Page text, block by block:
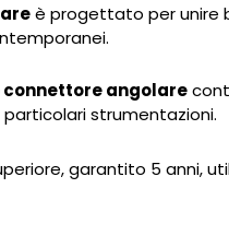
è progettato per unire
angolare
strumentazioni.
garantito 5 anni,